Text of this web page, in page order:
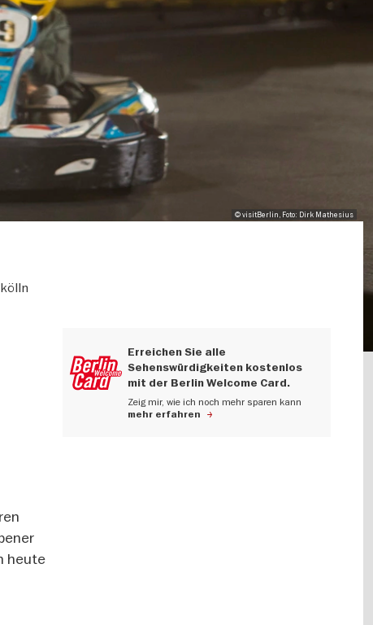
© visitBerlin, Foto: Dirk Mathesius
Erreichen Sie alle
Sehenswürdigkeiten kostenlos
mit der Berlin Welcome Card.
Zeig mir, wie ich noch mehr sparen kann
mehr erfahren
heute